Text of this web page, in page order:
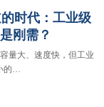
时代：工业级
刚需？
量大、速度快，但工业
的…